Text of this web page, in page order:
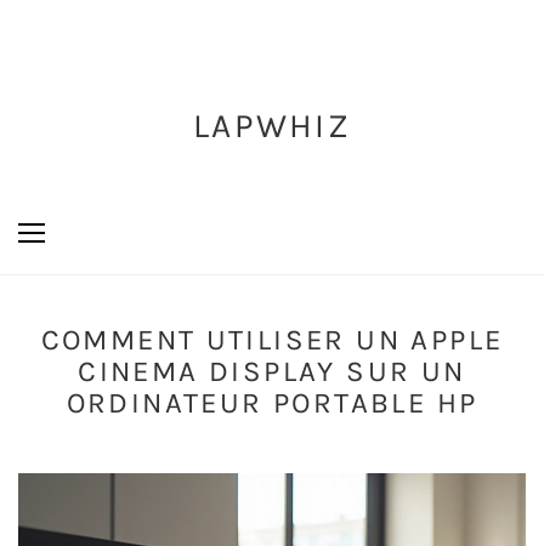
LAPWHIZ
COMMENT UTILISER UN APPLE
CINEMA DISPLAY SUR UN
ORDINATEUR PORTABLE HP